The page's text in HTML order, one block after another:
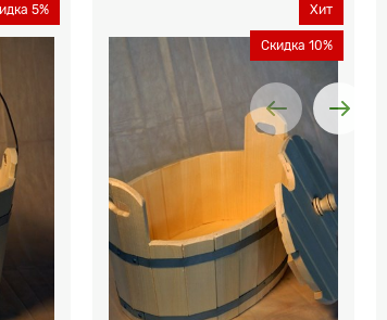
5% Хит
Скидка 10%